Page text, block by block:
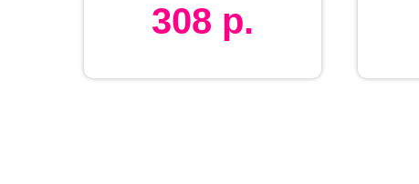
308 р.